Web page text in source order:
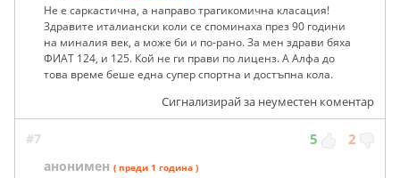
Не е саркастична, а направо трагикомична класация!
Здравите италиански коли се споминаха през 90 години
на миналия век, а може би и по-рано. За мен здрави бяха
ФИАТ 124, и 125. Кой не ги прави по лиценз. А Алфа до
това време беше една супер спортна и достъпна кола.
Сигнализирай за неуместен коментар
#7 5 2
анонимен ( преди 1 година )